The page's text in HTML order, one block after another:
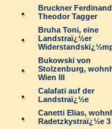
Bruckner
Theodor Tagger
Bruha Toni, eine
Landstraï¿½er
Bukowski von
Stolzenburg,
Wien III
Calafati auf der
Landstraï¿½e
Canetti Elias,
Radetzkystraï¿½e 3